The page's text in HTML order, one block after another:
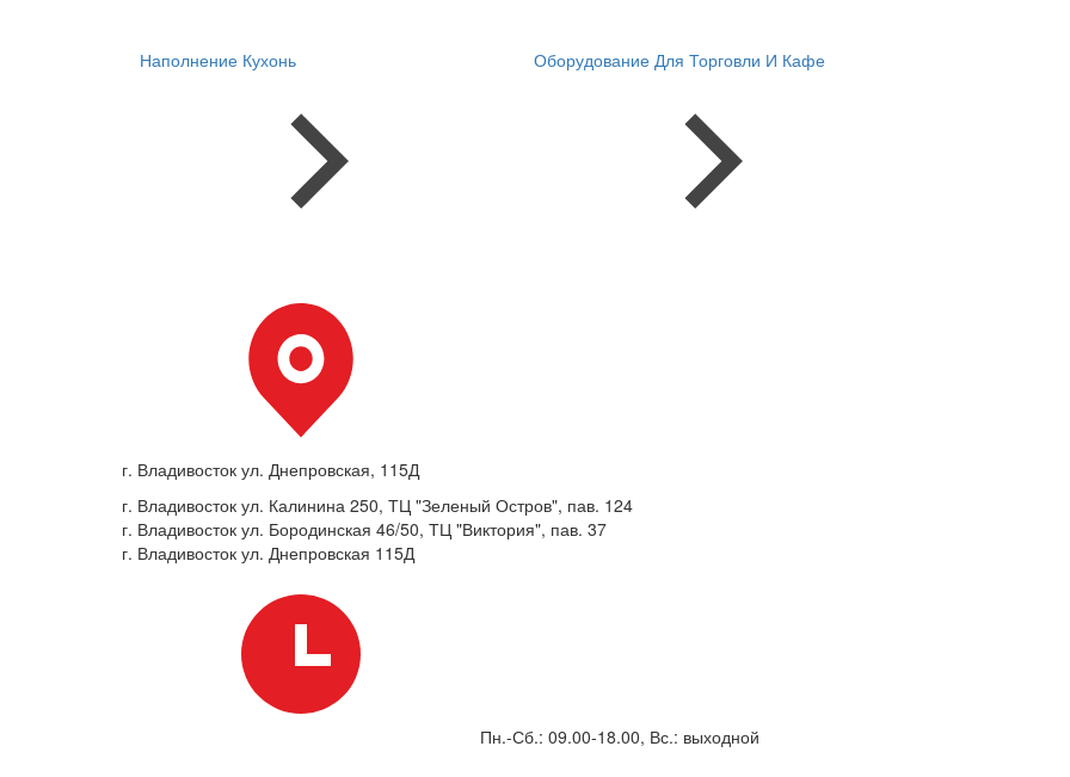
Наполнение Кухонь Оборудование Для Торговли И Кафе
г. Владивосток ул. Днепровская, 115Д
г. Владивосток ул. Калинина 250, ТЦ "Зеленый Остров", пав. 124
г. Владивосток ул. Бородинская 46/50, ТЦ "Виктория", пав. 37
г. Владивосток ул. Днепровская 115Д
Пн.-Сб.: 09.00-18.00, Вс.: выходной